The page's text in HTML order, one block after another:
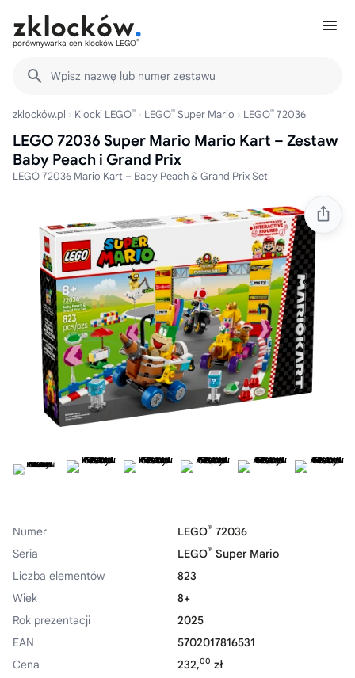
porównywarka cen klocków LEGO®
Wpisz nazwę lub numer zestawu
zklocków.pl Klocki LEGO® LEGO® Super Mario LEGO® 72036
LEGO 72036 Super Mario Mario Kart – Zestaw
Baby Peach i Grand Prix
LEGO 72036 Mario Kart – Baby Peach & Grand Prix Set
Numer LEGO® 72036
Seria
LEGO® Super Mario
Liczba elementów
823
Wiek
8+
Rok prezentacji
2025
EAN
5702017816531
Cena
232,00 zł